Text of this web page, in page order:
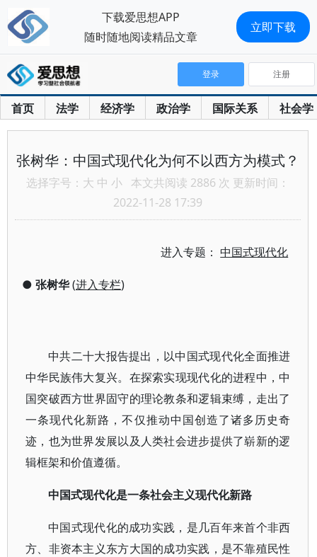
首页 法学 经济学 政治学 国际关系 社会学
登录 注册
张树华：中国式现代化为何不以西方为模式？
选择字号： 大 中 小 本文共阅读 2886 次 更新时间：
2022-11-28 17:39
进入专题：中国式现代化
● 张树华(进入专栏)
中共二十大报告提出，以中国式现代化全面推进
中华民族伟大复兴。在探索实现现代化的进程中，中
国突破西方世界固守的理论教条和逻辑束缚，走出了
一条现代化新路，不仅推动中国创造了诸多历史奇
迹，也为世界发展以及人类社会进步提供了崭新的逻
辑框架和价值遵循。
中国式现代化是一条社会主义现代化新路
中国式现代化的成功实践，是几百年来首个非西
方、非资本主义东方大国的成功实践，是不靠殖民性
下载爱思想APP
随时随地阅读精品文章
立即下载